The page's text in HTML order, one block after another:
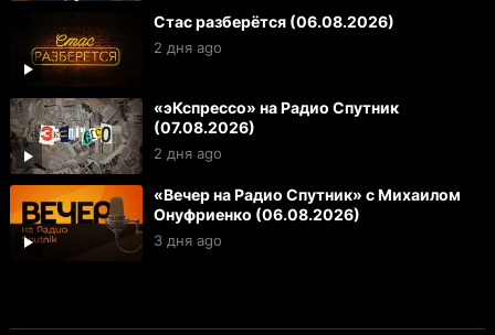
Стас разберётся (06.08.2026)
2 дня ago
«эКспрессо» на Радио Спутник
(07.08.2026)
2 дня ago
«Вечер на Радио Спутник» с Михаилом
Онуфриенко (06.08.2026)
3 дня ago